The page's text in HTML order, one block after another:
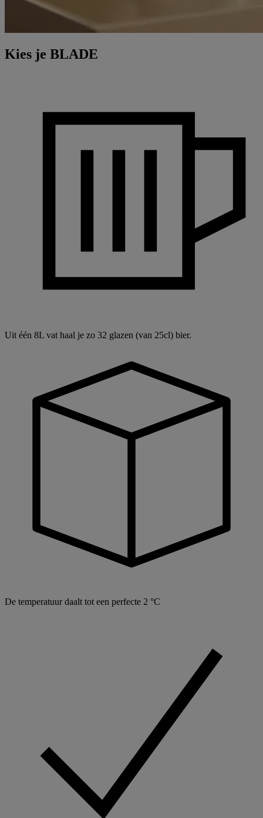
Kies je BLADE
Uit één 8L vat haal je zo 32 glazen (van 25cl) bier.
De temperatuur daalt tot een perfecte 2 °C